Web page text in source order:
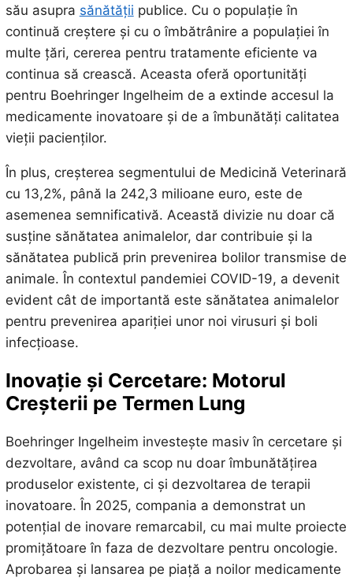
său asupra sănătății publice. Cu o populație în
continuă creștere și cu o îmbătrânire a populației în
multe țări, cererea pentru tratamente eficiente va
continua să crească. Aceasta oferă oportunități
pentru Boehringer Ingelheim de a extinde accesul la
medicamente inovatoare și de a îmbunătăți calitatea
vieții pacienților.
În plus, creșterea segmentului de Medicină Veterinară
cu 13,2%, până la 242,3 milioane euro, este de
asemenea semnificativă. Această divizie nu doar că
susține sănătatea animalelor, dar contribuie și la
sănătatea publică prin prevenirea bolilor transmise de
animale. În contextul pandemiei COVID-19, a devenit
evident cât de importantă este sănătatea animalelor
pentru prevenirea apariției unor noi virusuri și boli
infecțioase.
Inovație și Cercetare: Motorul
Creșterii pe Termen Lung
Boehringer Ingelheim investește masiv în cercetare și
dezvoltare, având ca scop nu doar îmbunătățirea
produselor existente, ci și dezvoltarea de terapii
inovatoare. În 2025, compania a demonstrat un
potențial de inovare remarcabil, cu mai multe proiecte
promițătoare în faza de dezvoltare pentru oncologie.
Aprobarea și lansarea pe piață a noilor medicamente